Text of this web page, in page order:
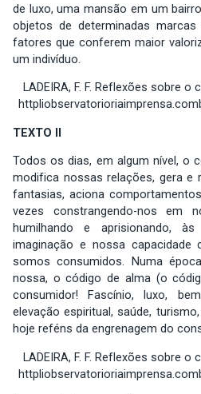
de luxo, uma mansão em um
objetos de determinadas
fatores que conferem maior
um indivíduo.
LADEIRA, F. F. Reflexões sobre
TEXTO II
Todos os dias, em algum nível, o
modifica nossas relações, gera e
fantasias, aciona
vezes constrangendo-nos em
humilhando e aprisionando,
imaginação e nossa capacidade
somos consumidos. Numa
nossa, o código de alma (o
consumidor! Fascínio, luxo,
elevação espiritual, saúde,
hoje reféns da engrenagem do
LADEIRA, F. F. Reflexões sobre